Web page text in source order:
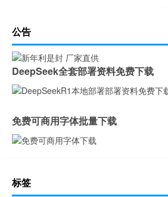
公告
DeepSeek全套部署资料免费下载
免费可商用字体批量下载
标签